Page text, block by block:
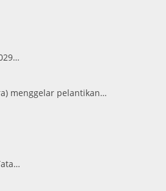
menggelar pelantikan…